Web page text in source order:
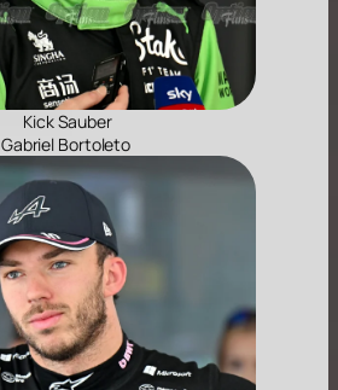
Kick Sauber
Gabriel Bortoleto